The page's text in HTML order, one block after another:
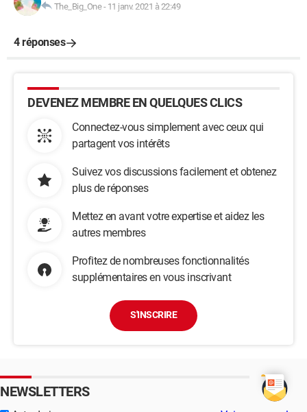
The_Big_One- 11 janv. 2021 à 22:49
4 réponses
DEVENEZ MEMBRE EN QUELQUES CLICS
Connectez-vous simplement avec ceux qui
partagent vos intérêts
Suivez vos discussions facilement et obtenez
plus de réponses
Mettez en avant votre expertise et aidez les
autres membres
Profitez de nombreuses fonctionnalités
supplémentaires en vous inscrivant
S'INSCRIRE
NEWSLETTERS